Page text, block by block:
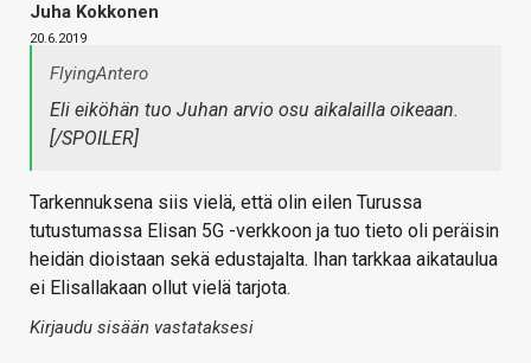
Juha Kokkonen
20.6.2019
FlyingAntero
Eli eiköhän tuo Juhan arvio osu aikalailla oikeaan.
[/SPOILER]
Tarkennuksena siis vielä, että olin eilen Turussa
tutustumassa Elisan 5G -verkkoon ja tuo tieto oli peräisin
heidän dioistaan sekä edustajalta. Ihan tarkkaa aikataulua
ei Elisallakaan ollut vielä tarjota.
Kirjaudu sisään vastataksesi